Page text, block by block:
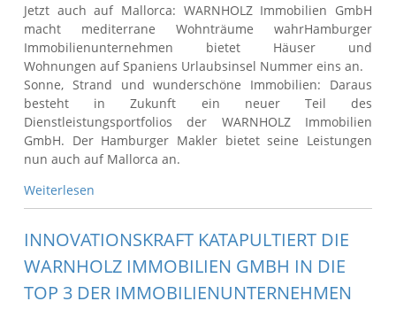
Jetzt auch auf Mallorca: WARNHOLZ Immobilien GmbH
macht mediterrane Wohnträume wahrHamburger
Immobilienunternehmen bietet Häuser und
Wohnungen auf Spaniens Urlaubsinsel Nummer eins an.
Sonne, Strand und wunderschöne Immobilien: Daraus
besteht in Zukunft ein neuer Teil des
Dienstleistungsportfolios der WARNHOLZ Immobilien
GmbH. Der Hamburger Makler bietet seine Leistungen
nun auch auf Mallorca an.
Weiterlesen
INNOVATIONSKRAFT KATAPULTIERT DIE
WARNHOLZ IMMOBILIEN GMBH IN DIE
TOP 3 DER IMMOBILIENUNTERNEHMEN